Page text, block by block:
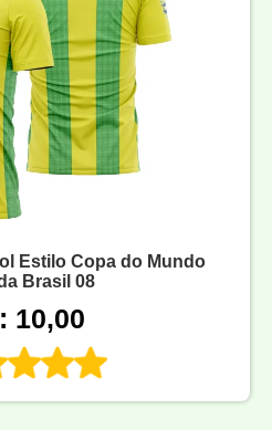
Estilo Copa do Mundo
Brasil 08
10,00